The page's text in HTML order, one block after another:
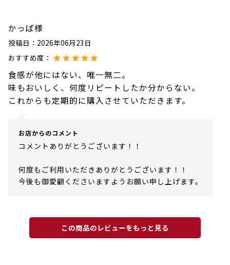
かっぱ様
投稿日： 2026年06月23日
おすすめ度：
食感が他にはない、唯一無二。
味もおいしく、何度リピートしたか分からない。
これからも定期的に購入させていただきます。
お店からのコメント
コメントありがとうございます！！
何度もご利用いただきありがとうございます！！
今後も御愛顧くださいますようお願い申し上げます。